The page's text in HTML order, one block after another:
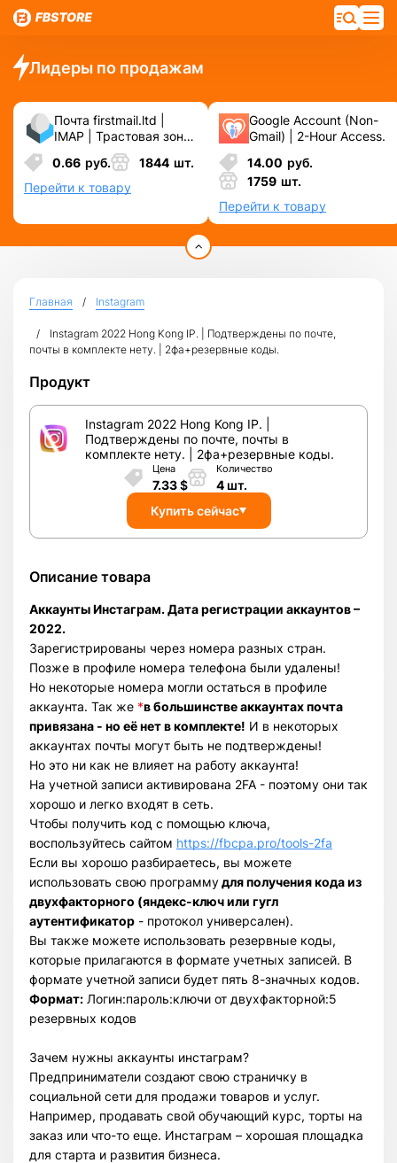
Лидеры по продажам
Почта firstmail.ltd |
IMAP | Трастовая зона
.COM ❗️ Новые, Чистые
❗️ С реальными
логинами | ☑️
Специально для ФБ/
0.66 руб. 1844 шт.
Перейти к товару
Google Account (Non-
Gmail) | 2-Hour Access.
14.00 руб.
1759 шт.
Перейти к товару
Главная Instagram
Instagram 2022 Hong Kong IP. | Подтверждены по почте,
почты в комплекте нету. | 2фа+резервные коды.
Продукт
Instagram 2022 Hong Kong IP. |
Подтверждены по почте, почты в
комплекте нету. | 2фа+резервные коды.
Цена
7.33$
Количество
4 шт.
Купить сейчас
Описание товара
Аккаунты Инстаграм. Дата регистрации аккаунтов –
2022.
Зарегистрированы через номера разных стран.
Позже в профиле номера телефона были удалены!
Но некоторые номера могли остаться в профиле
аккаунта. Так же *в большинстве аккаунтах почта
привязана - но её нет в комплекте! И в некоторых
аккаунтах почты могут быть не подтверждены!
Но это ни как не влияет на работу аккаунта!
На учетной записи активирована 2FA - поэтому они так
хорошо и легко входят в сеть.
Чтобы получить код с помощью ключа,
воспользуйтесь сайтом https://fbcpa.pro/tools-2fa
Если вы хорошо разбираетесь, вы можете
использовать свою программудля получения кода из
двухфакторного (яндекс-ключ или гугл
аутентификатор - протокол универсален).
Вы также можете использовать резервные коды,
которые прилагаются в формате учетных записей. В
формате учетной записи будет пять 8-значных кодов.
Формат: Логин:пароль:ключи от двухфакторной:5
резервных кодов
Зачем нужны аккаунты инстаграм?
Предприниматели создают свою страничку в
социальной сети для продажи товаров и услуг.
Например, продавать свой обучающий курс, торты на
заказ или что-то еще. Инстаграм – хорошая площадка
для старта и развития бизнеса.